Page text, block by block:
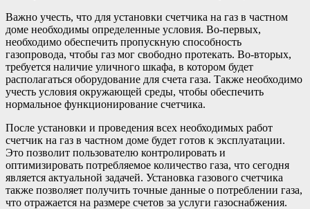
Важно учесть, что для установки счетчика на газ в частном
доме необходимы определенные условия. Во-первых,
необходимо обеспечить пропускную способность
газопровода, чтобы газ мог свободно протекать. Во-вторых,
требуется наличие уличного шкафа, в котором будет
располагаться оборудование для счета газа. Также необходимо
учесть условия окружающей среды, чтобы обеспечить
нормальное функционирование счетчика.
После установки и проведения всех необходимых работ
счетчик на газ в частном доме будет готов к эксплуатации.
Это позволит пользователю контролировать и
оптимизировать потребляемое количество газа, что сегодня
является актуальной задачей. Установка газового счетчика
также позволяет получить точные данные о потреблении газа,
что отражается на размере счетов за услуги газоснабжения.